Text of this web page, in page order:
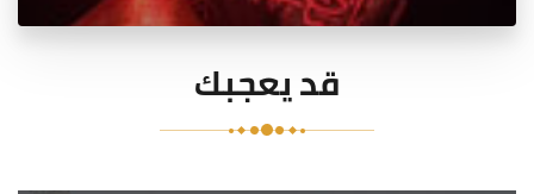
قد يعجبك